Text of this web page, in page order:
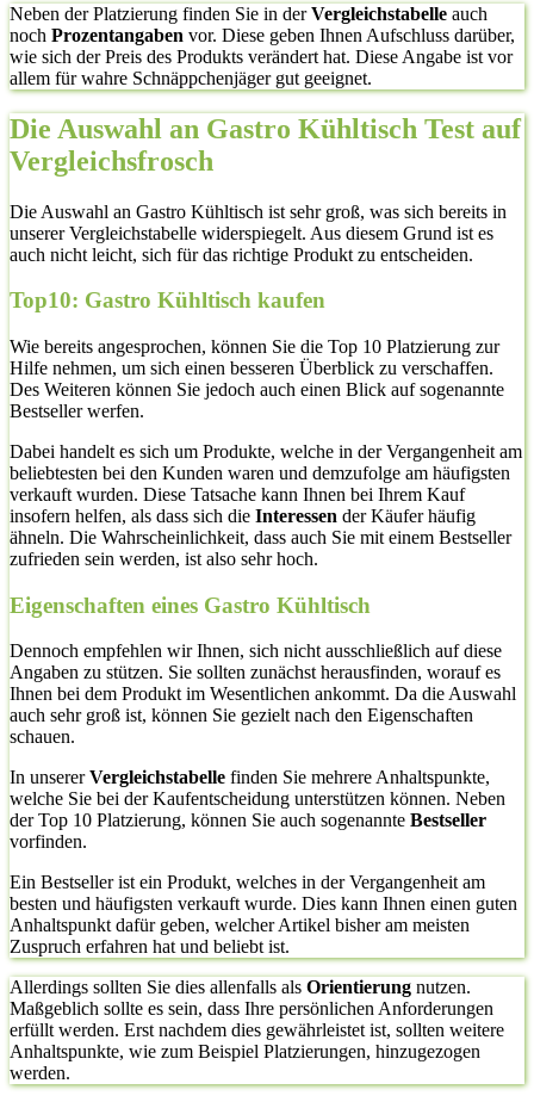
Neben der Platzierung finden Sie in derVergleichstabelle auch
noch Prozentangaben vor. Diese geben Ihnen Aufschluss darüber,
wie sich der Preis des Produkts verändert hat. Diese Angabe ist vor
allem für wahre Schnäppchenjäger gut geeignet.
Die Auswahl an Gastro Kühltisch Test auf
Vergleichsfrosch
Die Auswahl an Gastro Kühltisch ist sehr groß, was sich bereits in
unserer Vergleichstabelle widerspiegelt. Aus diesem Grund ist es
auch nicht leicht, sich für das richtige Produkt zu entscheiden.
Top10: Gastro Kühltisch kaufen
Wie bereits angesprochen, können Sie die Top 10 Platzierung zur
Hilfe nehmen, um sich einen besseren Überblick zu verschaffen.
Des Weiteren können Sie jedoch auch einen Blick auf sogenannte
Bestseller werfen.
Dabei handelt es sich um Produkte, welche in der Vergangenheit am
beliebtesten bei den Kunden waren und demzufolge am häufigsten
verkauft wurden. Diese Tatsache kann Ihnen bei Ihrem Kauf
insofern helfen, als dass sich die Interessen der Käufer häufig
ähneln. Die Wahrscheinlichkeit, dass auch Sie mit einem Bestseller
zufrieden sein werden, ist also sehr hoch.
Eigenschaften eines Gastro Kühltisch
Dennoch empfehlen wir Ihnen, sich nicht ausschließlich auf diese
Angaben zu stützen. Sie sollten zunächst herausfinden, worauf es
Ihnen bei dem Produkt im Wesentlichen ankommt. Da die Auswahl
auch sehr groß ist, können Sie gezielt nach den Eigenschaften
schauen.
In unsererVergleichstabelle finden Sie mehrere Anhaltspunkte,
welche Sie bei der Kaufentscheidung unterstützen können. Neben
der Top 10 Platzierung, können Sie auch sogenannte Bestseller
vorfinden.
Ein Bestseller ist ein Produkt, welches in der Vergangenheit am
besten und häufigsten verkauft wurde. Dies kann Ihnen einen guten
Anhaltspunkt dafür geben, welcher Artikel bisher am meisten
Zuspruch erfahren hat und beliebt ist.
Allerdings sollten Sie dies allenfalls als Orientierung nutzen.
Maßgeblich sollte es sein, dass Ihre persönlichen Anforderungen
erfüllt werden. Erst nachdem dies gewährleistet ist, sollten weitere
Anhaltspunkte, wie zum Beispiel Platzierungen, hinzugezogen
werden.